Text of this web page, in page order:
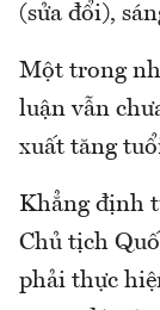
(sửa đổi),
Một trong
luận vẫn
xuất tăng
Khẳng định
Chủ tịch
phải thực